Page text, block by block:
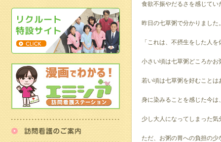
食欲不振やだるさを感じてい
昨日の七草粥で分かりました
「これは、不摂生をした人
小さい頃は七草粥どころかお
若い頃は七草粥を好むことは
身に染みることを感じた今は
少し大人になってしまった気
ただ、お粥の胃への負担の少
訪問看護のご案内